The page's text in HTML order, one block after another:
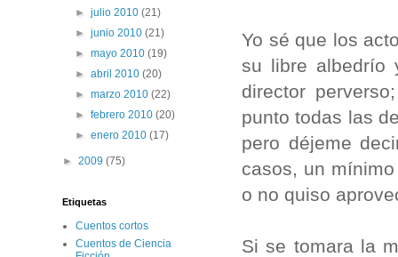
Yo sé que los
su libre albedrío
director
punto todas las
pero déjeme
casos, un
o no quiso
Si se tomara la
►julio 2010(21)
►junio 2010(21)
►mayo 2010(19)
►abril 2010(20)
►marzo 2010(22)
►febrero 2010(20)
►enero 2010(17)
► 2009 (75)
Etiquetas
Cuentos cortos
Cuentos de Ciencia